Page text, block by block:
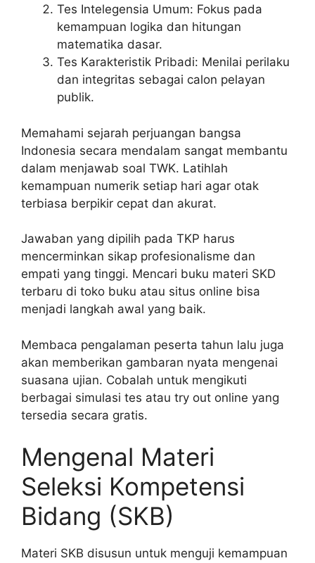
Tes Intelegensia Umum: Fokus pada
kemampuan logika dan hitungan
matematika dasar.
Tes Karakteristik Pribadi: Menilai perilaku
dan integritas sebagai calon pelayan
publik.
Memahami sejarah perjuangan bangsa
Indonesia secara mendalam sangat membantu
dalam menjawab soal TWK. Latihlah
kemampuan numerik setiap hari agar otak
terbiasa berpikir cepat dan akurat.
Jawaban yang dipilih pada TKP harus
mencerminkan sikap profesionalisme dan
empati yang tinggi. Mencari buku materi SKD
terbaru di toko buku atau situs online bisa
menjadi langkah awal yang baik.
Membaca pengalaman peserta tahun lalu juga
akan memberikan gambaran nyata mengenai
suasana ujian. Cobalah untuk mengikuti
berbagai simulasi tes atau try out online yang
tersedia secara gratis.
Mengenal Materi
Seleksi Kompetensi
Bidang (SKB)
Materi SKB disusun untuk menguji kemampuan